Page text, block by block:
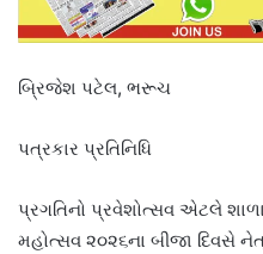
બ્રિજેશ પટેલ, ભરૂચ
પત્રકાર પ્રતિનિધિ
પ્રગતિનો પ્રવેશોત્સવ એટલે
મહોત્સવ ૨૦૨૬ના બીજા દિવસે